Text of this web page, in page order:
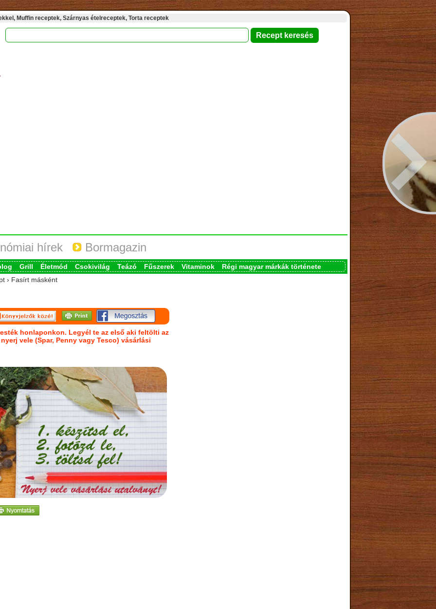
Muffin receptek, Szárnyas ételreceptek, Torta receptek
hírek Bormagazin
Grill Életmód Csokivilág Teázó Fűszerek Vitaminok
Régi magyar márkák története
› Fasírt másként
honlaponkon. Legyél te az első aki feltölti az
vele (Spar, Penny vagy Tesco) vásárlási